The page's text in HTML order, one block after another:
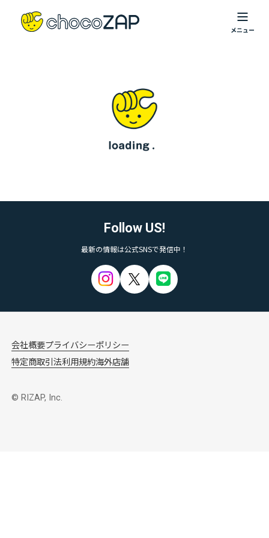
Follow US!
最新の情報は公式SNSで発信中！
会社概要プライバシーポリシー
特定商取引法利用規約海外店舗
© RIZAP, Inc.